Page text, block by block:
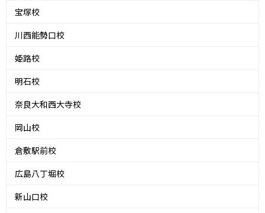
宝塚校
川西能勢口校
姫路校
明石校
奈良大和西大寺校
岡山校
倉敷駅前校
広島八丁堀校
新山口校